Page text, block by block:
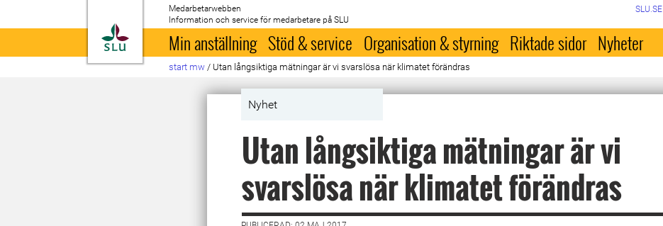
Till startsida
Medarbetarwebben
Information och service för medarbetare på SLU
SLU.SE
Min anställning Stöd & service Organisation & styrning Riktade sidor Nyheter
start mw / Utan långsiktiga mätningar är vi svarslösa när klimatet förändras
Nyhet
Utan långsiktiga mätningar är vi
svarslösa när klimatet förändras